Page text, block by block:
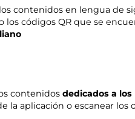
contenidos en lengua de
los códigos QR que se
contenidos dedicados a los
la aplicación o escanear los